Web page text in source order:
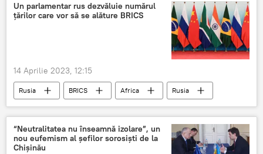
Un parlamentar rus dezvăluie numărul
ţărilor care vor să se alăture BRICS
14 Aprilie 2023, 12:15
Rusia BRICS Africa Rusia
“Neutralitatea nu înseamnă izolare”, un
nou eufemism al șefilor sorosiști de la
Chișinău